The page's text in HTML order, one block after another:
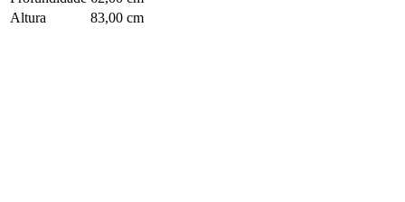
Altura
83,00 cm